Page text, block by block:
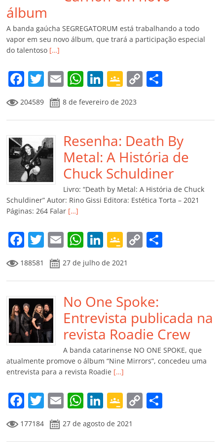
álbum
A banda gaúcha SEGREGATORUM está trabalhando a todo
vapor em seu novo álbum, que trará a participação especial
do talentoso […]
F
a
c
e
b
o
o
k
T
w
itt
er
E
m
ai
l
W
at
s
A
p
p
Li
k
e
dI
n
G
o
o
gl
e
Cl
a
ss
ro
m
C
y
Li
n
k
p
ar
til
h
ar
204589 8 de fevereiro de 2023
Resenha: Death By
Metal: A História de
Chuck Schuldiner
Livro: “Death by Metal: A História de Chuck
Schuldiner” Autor: Rino Gissi Editora: Estética Torta – 2021
Páginas: 264 Falar […]
F
a
c
e
b
o
o
k
T
w
itt
er
E
m
ai
l
W
h
at
s
A
p
p
Li
n
k
e
dI
n
G
o
o
gl
e
Cl
a
ss
ro
o
m
C
y
Li
n
k
p
til
h
ar
188581 27 de julho de 2021
No One Spoke:
Entrevista publicada na
revista Roadie Crew
A banda catarinense NO ONE SPOKE, que
atualmente promove o álbum “Nine Mirrors”, concedeu uma
entrevista para a revista Roadie […]
F
a
c
T
w
itt
E
m
ai
W
at
Li
n
k
G
o
o
C
177184 27 de agosto de 2021